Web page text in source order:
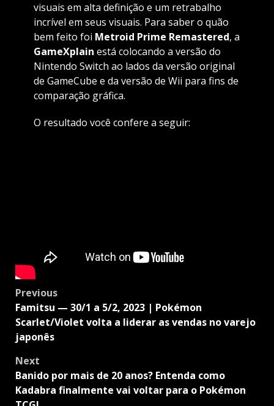
visuais em alta definição e um retrabalho
incrível em seus visuais. Para saber o quão
bem feito foi Metroid Prime Remastered, a
GameXplain está colocando a versão do
Nintendo Switch ao lados da versão original
de GameCube e da versão de Wii para fins de
comparação gráfica.
O resultado você confere a seguir:
Post
navigation
Previous
Famitsu — 30/1 a 5/2, 2023 | Pokémon
Scarlet/Violet volta a liderar as vendas no varejo
japonês
Next
Banido por mais de 20 anos? Entenda como
Kadabra finalmente vai voltar para o Pokémon